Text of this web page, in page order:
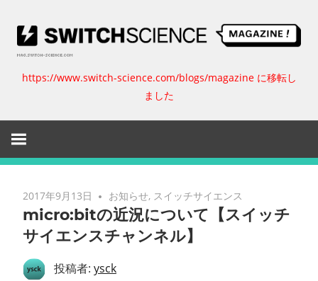
ッ
ス
イ
ッ
チ
サ
https://www.switch-science.com/blogs/magazine に移転し
ました
2017年9月13日 お知らせ, スイッチサイエンス
micro:bitの近況について【スイッチ
サイエンスチャンネル】
投稿者: ysck